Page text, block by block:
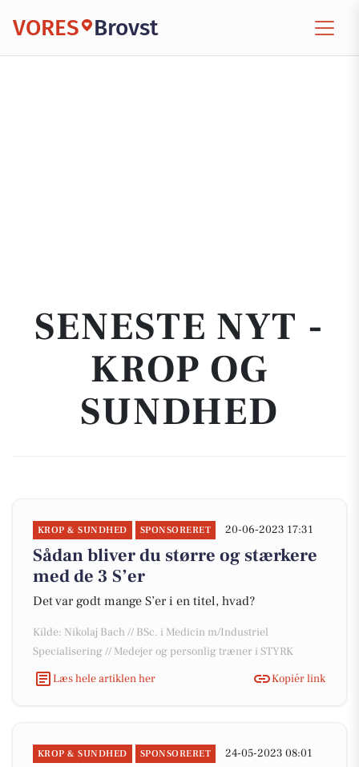
VORES Brovst
SENESTE NYT -
KROP OG
SUNDHED
KROP & SUNDHED SPONSORERET 20-06-2023 17:31
Sådan bliver du større og stærkere
med de 3 S’er
Det var godt mange S’er i en titel, hvad?
Kilde: Nikolaj Bach // BSc. i Medicin m/Industriel
Specialisering // Medejer og personlig træner i STYRK
Læs hele artiklen her
Kopiér link
KROP & SUNDHED SPONSORERET 24-05-2023 08:01